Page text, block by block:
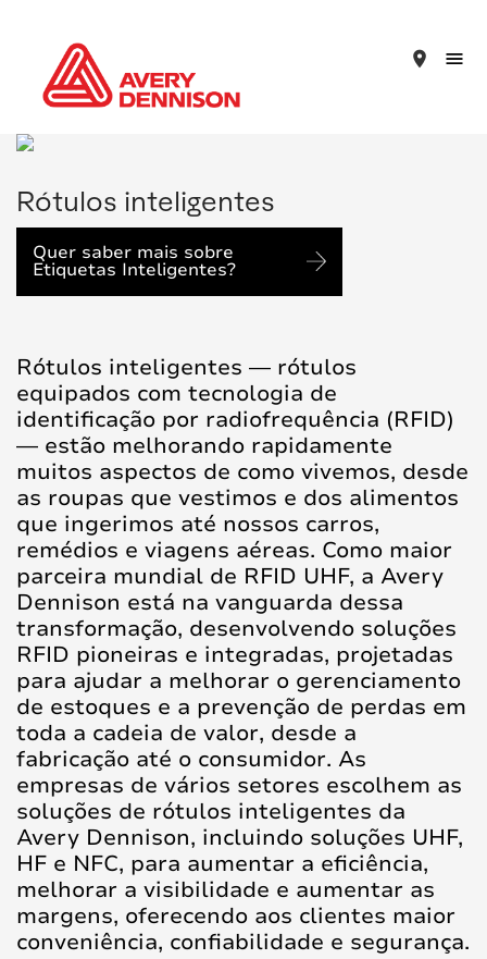
place
Rótulos inteligentes
Quer saber mais sobre
Etiquetas Inteligentes?
Rótulos inteligentes — rótulos
equipados com tecnologia de
identificação por radiofrequência (RFID)
— estão melhorando rapidamente
muitos aspectos de como vivemos, desde
as roupas que vestimos e dos alimentos
que ingerimos até nossos carros,
remédios e viagens aéreas. Como maior
parceira mundial de RFID UHF, a Avery
Dennison está na vanguarda dessa
transformação, desenvolvendo soluções
RFID pioneiras e integradas, projetadas
para ajudar a melhorar o gerenciamento
de estoques e a prevenção de perdas em
toda a cadeia de valor, desde a
fabricação até o consumidor. As
empresas de vários setores escolhem as
soluções de rótulos inteligentes da
Avery Dennison, incluindo soluções UHF,
HF e NFC, para aumentar a eficiência,
melhorar a visibilidade e aumentar as
margens, oferecendo aos clientes maior
conveniência, confiabilidade e segurança.